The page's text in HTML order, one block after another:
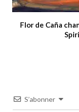
Flor de Caña
S’abonner